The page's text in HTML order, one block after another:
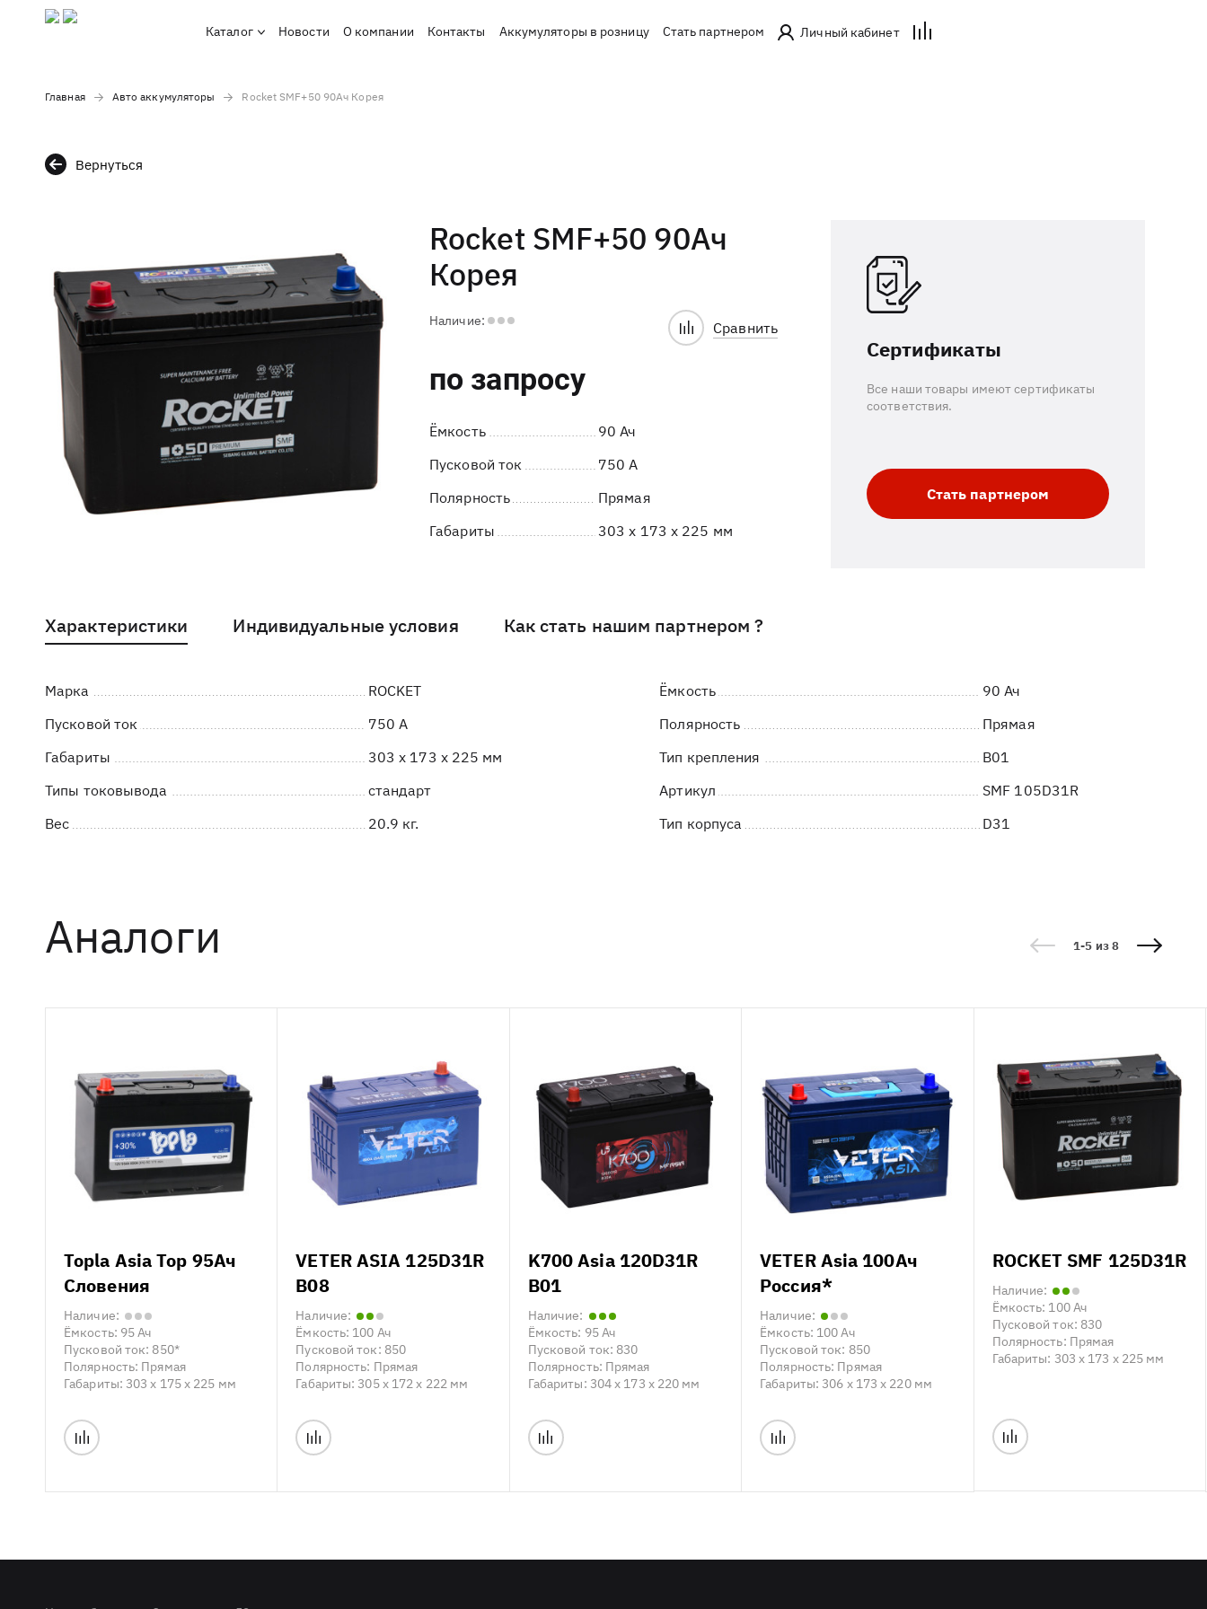
Каталог Новости О компании Контакты Аккумуляторы в розницу Стать партнером Личный кабинет
Главная Авто аккумуляторы Rocket SMF+50 90Ач Корея
Вернуться
Rocket SMF+50 90Ач
Корея
Наличие:
по запросу
Сравнить
Ёмкость
90 Ач
Пусковой ток
750 А
Полярность
Прямая
Габариты
303 x 173 x 225 мм
Сертификаты
Все наши товары имеют сертификаты
соответствия.
Стать партнером
Характеристики Индивидуальные условия Как стать нашим партнером ?
Марка ROCKET Ёмкость
90 Ач
Пусковой ток
750 А Полярность
Прямая
Габариты
303 x 173 x 225 мм Тип крепления
B01
Типы токовывода
стандарт Артикул
SMF 105D31R
Вес
20.9 кг. Тип корпуса D31
Аналоги 1-5 из 8
Topla Asia Top 95Ач
Словения
Наличие:
Ёмкость: 95 Ач
Пусковой ток: 850*
Полярность: Прямая
Габариты: 303 x 175 x 225 мм
VETER ASIA 125D31R
B08
Наличие:
Ёмкость: 100 Ач
Пусковой ток: 850
Полярность: Прямая
Габариты: 305 x 172 x 222 мм
K700 Asia 120D31R
B01
Наличие:
Ёмкость: 95 Ач
Пусковой ток: 830
Полярность: Прямая
Габариты: 304 x 173 x 220 мм
VETER Asia 100Ач
Россия*
Наличие:
Ёмкость: 100 Ач
Пусковой ток: 850
Полярность: Прямая
Габариты: 306 x 173 x 220 мм
ROCKET SMF 125D31R
Наличие:
Ёмкость: 100 Ач
Пусковой ток: 830
Полярность: Прямая
Габариты: 303 x 173 x 225 мм